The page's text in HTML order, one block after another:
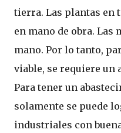
tierra. Las plantas en
en mano de obra. Las
mano. Por lo tanto,
viable, se requiere un
Para tener un
solamente se puede
industriales con